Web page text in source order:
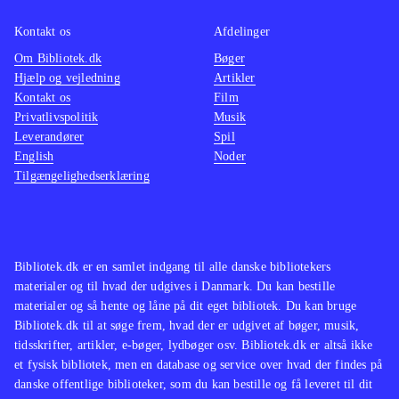
Bibliotek.dk er en samlet indgang til alle danske bibliotekers
materialer og til hvad der udgives i Danmark. Du kan bestille
materialer og så hente og låne på dit eget bibliotek. Du kan bruge
Bibliotek.dk til at søge frem, hvad der er udgivet af bøger, musik,
tidsskrifter, artikler, e-bøger, lydbøger osv. Bibliotek.dk er altså ikke
et fysisk bibliotek, men en database og service over hvad der findes på
danske offentlige biblioteker, som du kan bestille og få leveret til dit
Kontakt os
Om Bibliotek.dk
Hjælp og vejledning
Kontakt os
Privatlivspolitik
Leverandører
English
Tilgængelighedserklæring
Afdelinger
Bøger
Artikler
Film
Musik
Spil
Noder